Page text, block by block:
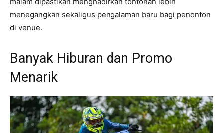
menegangkan sekaligus pengalaman baru bagi penonton
di venue.
Banyak Hiburan dan Promo
Menarik